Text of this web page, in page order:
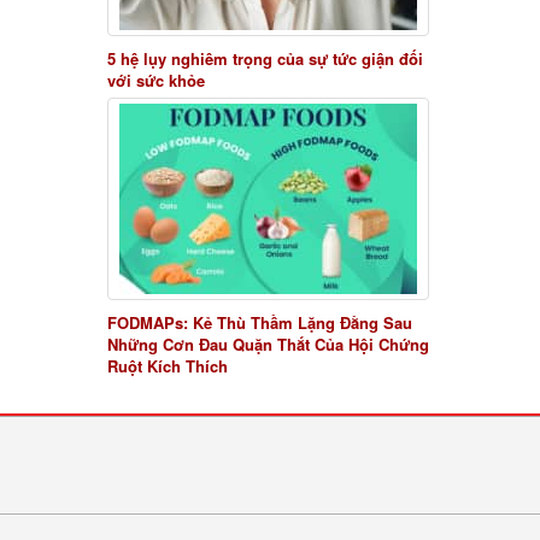
5 hệ lụy nghiêm trọng của sự tức giận đối
với sức khỏe
FODMAPs: Kẻ Thù Thầm Lặng Đằng Sau
Những Cơn Đau Quặn Thắt Của Hội Chứng
Ruột Kích Thích